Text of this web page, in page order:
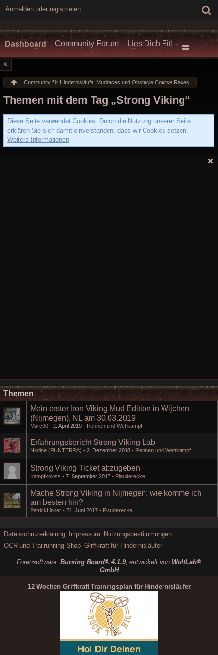
Anmelden oder registrieren
Dashboard Community Forum Lies Dich Fit!
Community für Hindernisläufe, Mudraces und Obstacle Course Races
Themen mit dem Tag „Strong Viking“
Diese Seite verwendet Cookies. Durch die Nutzung unserer Seite
erklären Sie sich damit einverstanden, dass wir Cookies setzen.
Weitere Informationen
Themen
Mein erster Iron Viking Mud Edition in Wijchen
(Nijmegen), NL am 30.03.2019
Marc90 2. April 2019 Rennen und Wettkampf
Erfahrungsbericht Strong Viking Lab
Nadine (RUNTERRA) 2. Dezember 2018 Rennen und Wettkampf
Strong Viking Ticket abzugeben
Kampfkoloss 7. September 2017 Plauderecke
Mache Strong Viking in Nijmegen; wie komme ich
am besten hin?
PatrickLinker 21. Juni 2017 Plauderecke
Datenschutzerklärung Impressum
Nutzungsbestimmungen
OCR und Trailrunning Shop Griffkraft für Hindernisläufer
Forensoftware: Burning Board® 4.1.9, entwickelt von WoltLab®
GmbH
12 Wochen Griffkraft Trainingsplan für Hindernisläufer